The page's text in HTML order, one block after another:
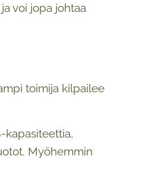
voi jopa johtaa
toimija kilpailee
kapasiteettia,
Myöhemmin